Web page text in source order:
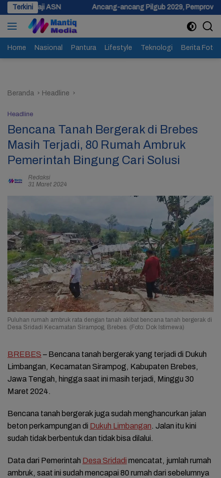
Langsung
ke
konten
TerkiniAncang-ancang Pilgub 2029, Pemprov Jateng Siapkan
Home Nasional Pantura Lifestyle Teknologi Berita Foto
Beranda Headline
Headline
Bencana Tanah Bergerak di Brebes
Masih Terjadi, 80 Rumah Ambruk
Pemerintah Bingung Cari Solusi
Redaksi
31 Maret 2024
Puluhan rumah ambruk rata dengan tanah akibat bencana tanah bergerak di
Desa Sridadi Kecamatan Sirampog, Brebes. (Foto: Dok Istimewa)
BREBES – Bencana tanah bergerak yang terjadi di Dukuh
Limbangan, Kecamatan Sirampog, Kabupaten Brebes,
Jawa Tengah, hingga saat ini masih terjadi, Minggu 30
Maret 2024.
Bencana tanah bergerak juga sudah menghancurkan jalan
beton perkampungan di Dukuh Limbangan. Jalan itu kini
sudah tidak berbentuk dan tidak bisa dilalui.
Data dari Pemerintah Desa Sridadi mencatat, jumlah rumah
ambruk, saat ini sudah mencapai 80 rumah dari sebelumnya